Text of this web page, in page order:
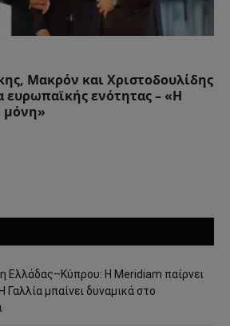
Μακρόν και Χριστοδουλίδης
ενότητας – «Η
μόνη»
Ελλάδας–Κύπρου: Η Meridiam παίρνει
Γαλλία μπαίνει δυναμικά στο